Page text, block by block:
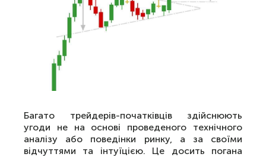
Багато трейдерів-початківців здійснюють
угоди не на основі проведеного технічного
аналізу або поведінки ринку, а за своїми
відчуттями та інтуїцією. Це досить погана